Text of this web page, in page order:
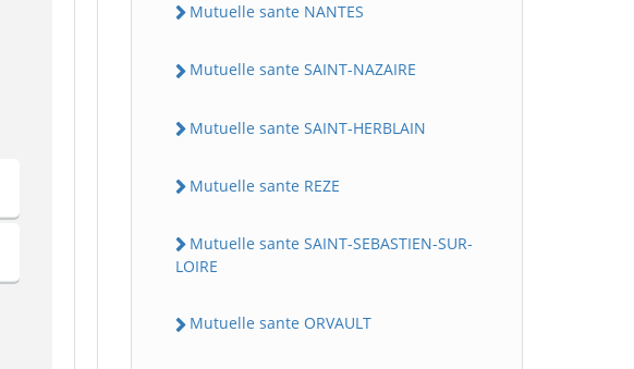
Mutuelle sante NANTES
Mutuelle sante SAINT-NAZAIRE
Mutuelle sante SAINT-HERBLAIN
Mutuelle sante REZE
Mutuelle sante SAINT-SEBASTIEN-SUR-
LOIRE
Mutuelle sante ORVAULT